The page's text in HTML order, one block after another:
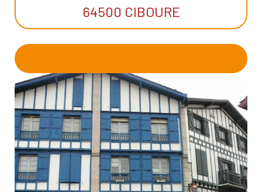
64500 CIBOURE